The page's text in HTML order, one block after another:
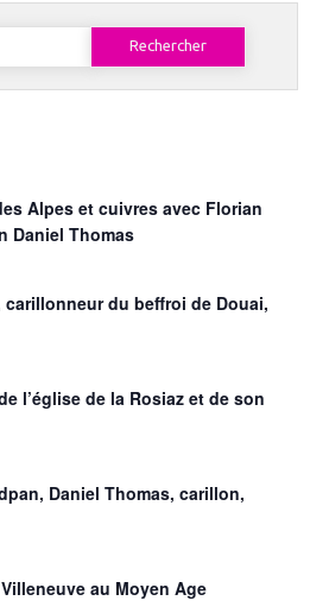
Alpes et cuivres avec Florian
Daniel Thomas
du beffroi de Douai,
l’église de la Rosiaz et de son
Daniel Thomas, carillon,
au Moyen Age